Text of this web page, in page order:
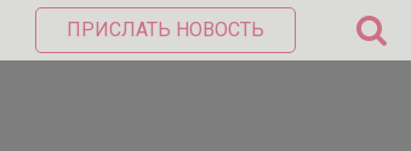
ПРИСЛАТЬ НОВОСТЬ